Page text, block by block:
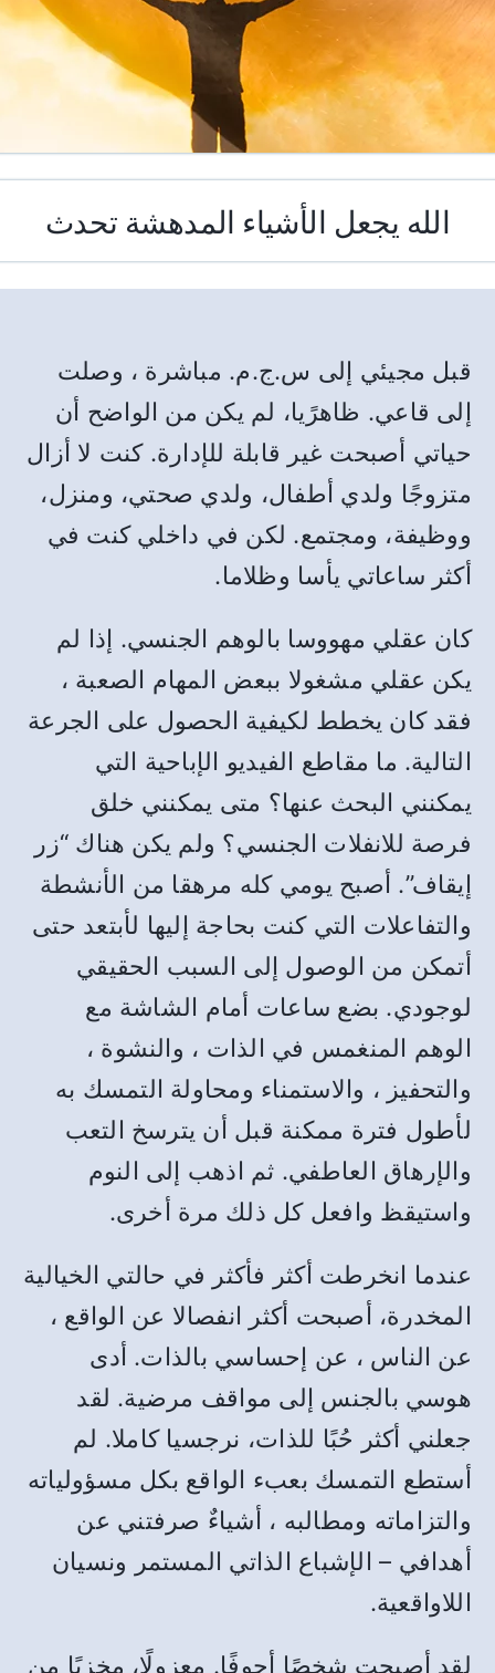
الله يجعل الأشياء المدهشة تحدث
قبل مجيئي إلى س.ج.م. مباشرة ، وصلت
إلى قاعي. ظاهرًيا، لم يكن من الواضح أن
حياتي أصبحت غير قابلة للإدارة. كنت لا أزال
متزوجًا ولدي أطفال، ولدي صحتي، ومنزل،
ووظيفة، ومجتمع. لكن في داخلي كنت في
أكثر ساعاتي يأسا وظلاما.
كان عقلي مهووسا بالوهم الجنسي. إذا لم
يكن عقلي مشغولا ببعض المهام الصعبة ،
فقد كان يخطط لكيفية الحصول على الجرعة
التالية. ما مقاطع الفيديو الإباحية التي
يمكنني البحث عنها؟ متى يمكنني خلق
فرصة للانفلات الجنسي؟ ولم يكن هناك “زر
إيقاف”. أصبح يومي كله مرهقا من الأنشطة
والتفاعلات التي كنت بحاجة إليها لأبتعد حتى
أتمكن من الوصول إلى السبب الحقيقي
لوجودي. بضع ساعات أمام الشاشة مع
الوهم المنغمس في الذات ، والنشوة ،
والتحفيز ، والاستمناء ومحاولة التمسك به
لأطول فترة ممكنة قبل أن يترسخ التعب
والإرهاق العاطفي. ثم اذهب إلى النوم
واستيقظ وافعل كل ذلك مرة أخرى.
عندما انخرطت أكثر فأكثر في حالتي الخيالية
المخدرة، أصبحت أكثر انفصالا عن الواقع ،
عن الناس ، عن إحساسي بالذات. أدى
هوسي بالجنس إلى مواقف مرضية. لقد
جعلني أكثر حُبًا للذات، نرجسيا كاملا. لم
أستطع التمسك بعبء الواقع بكل مسؤولياته
والتزاماته ومطالبه ، أشياءٌ صرفتني عن
أهدافي – الإشباع الذاتي المستمر ونسيان
اللاواقعية.
لقد أصبحت شخصًا أجوفًا. معزولًا، مخزيًا من